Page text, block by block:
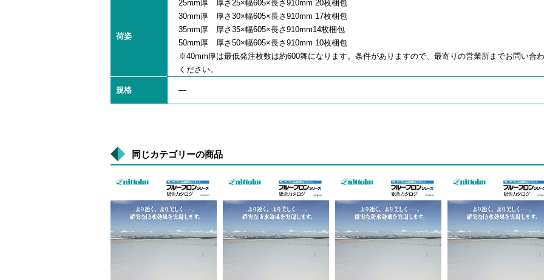
荷姿
25mm厚 厚さ25×幅605×長さ910mm 20枚梱包
30mm厚 厚さ30×幅605×長さ910mm 17枚梱包
35mm厚 厚さ35×幅605×長さ910mm14枚梱包
50mm厚 厚さ50×幅605×長さ910mm 10枚梱包
※40mm厚は最低発注枚数は約600舞になります。条件がありますので、最寄りの営業所までお問い合
ください。
規格 ―
同じカテゴリーの商品